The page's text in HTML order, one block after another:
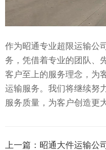
作为昭通专业超限运输公
务，凭借着专业的团队、
客户至上的服务理念，为
运输服务。我们将继续努
服务质量，为客户创造更
上一篇： 昭通大件运输公